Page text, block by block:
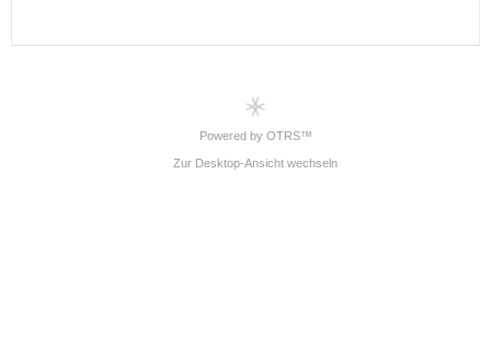
Powered by OTRS™
Zur Desktop-Ansicht wechseln